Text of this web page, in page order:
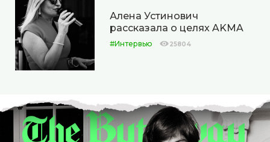
Алена Устинович
рассказала о целях AKMA
#Интервью 25804